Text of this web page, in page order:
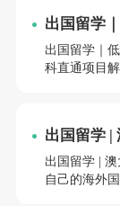
出国留学
Pathway
出国留学｜
科直通项目
出国留学 |
比，选对
出国留学 |
自己的海外